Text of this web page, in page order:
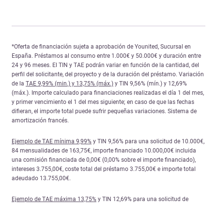
*Oferta de financiación sujeta a aprobación de Younited, Sucursal en
España. Préstamos al consumo entre 1.000€ y 50.000€ y duración entre
24 y 96 meses. El TIN y TAE podrán variar en función de la cantidad, del
perfil del solicitante, del proyecto y de la duración del préstamo. Variación
de la TAE 9,99% (min.) y 13,75% (máx.) y TIN 9,56% (mín.) y 12,69%
(máx.). Importe calculado para financiaciones realizadas el día 1 del mes,
y primer vencimiento el 1 del mes siguiente; en caso de que las fechas
difieran, el importe total puede sufrir pequeñas variaciones. Sistema de
amortización francés.
Ejemplo de TAE mínima 9,99% y TIN 9,56% para una solicitud de 10.000€,
84 mensualidades de 163,75€, importe financiado 10.000,00€ incluida
una comisión financiada de 0,00€ (0,00% sobre el importe financiado),
intereses 3.755,00€, coste total del préstamo 3.755,00€ e importe total
adeudado 13.755,00€.
Ejemplo de TAE máxima 13,75% y TIN 12,69% para una solicitud de